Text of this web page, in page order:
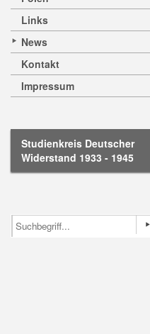
Links
News
Kontakt
Impressum
Studienkreis Deutscher
Widerstand 1933 - 1945